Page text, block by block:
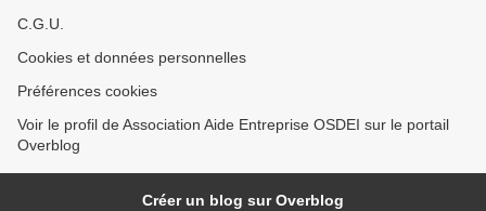
C.G.U.
Cookies et données personnelles
Préférences cookies
Voir le profil de Association Aide Entreprise OSDEI sur le portail
Overblog
Créer un blog sur Overblog